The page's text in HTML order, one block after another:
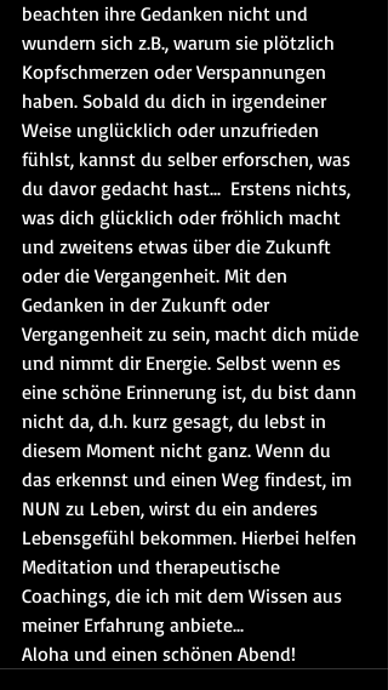
beachten ihre Gedanken nicht und
wundern sich z.B., warum sie plötzlich
Kopfschmerzen oder Verspannungen
haben. Sobald du dich in irgendeiner
Weise unglücklich oder unzufrieden
fühlst, kannst du selber erforschen, was
du davor gedacht hast...  Erstens nichts,
was dich glücklich oder fröhlich macht
und zweitens etwas über die Zukunft
oder die Vergangenheit. Mit den
Gedanken in der Zukunft oder
Vergangenheit zu sein, macht dich müde
und nimmt dir Energie. Selbst wenn es
eine schöne Erinnerung ist, du bist dann
nicht da, d.h. kurz gesagt, du lebst in
diesem Moment nicht ganz. Wenn du
das erkennst und einen Weg findest, im
NUN zu Leben, wirst du ein anderes
Lebensgefühl bekommen. Hierbei helfen
Meditation und therapeutische
Coachings, die ich mit dem Wissen aus
meiner Erfahrung anbiete...
Aloha und einen schönen Abend!